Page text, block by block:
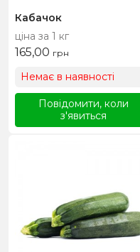
Кабачок
ціна за 1 кг
165,00 грн
Немає в наявності
Повідомити, коли
з'явиться